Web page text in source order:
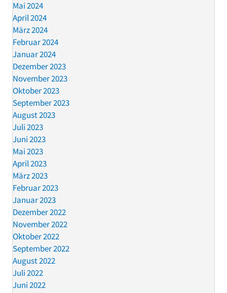
Mai 2024
April 2024
März 2024
Februar 2024
Januar 2024
Dezember 2023
November 2023
Oktober 2023
September 2023
August 2023
Juli 2023
Juni 2023
Mai 2023
April 2023
März 2023
Februar 2023
Januar 2023
Dezember 2022
November 2022
Oktober 2022
September 2022
August 2022
Juli 2022
Juni 2022